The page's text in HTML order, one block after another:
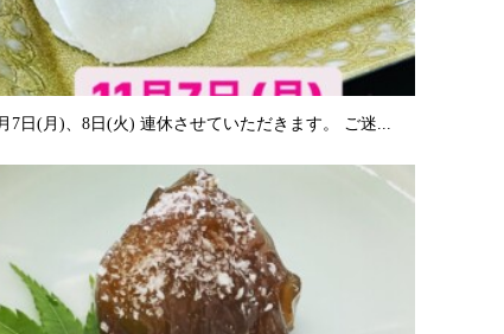
7日(月)、8日(火) 連休させていただきます。 ご迷...